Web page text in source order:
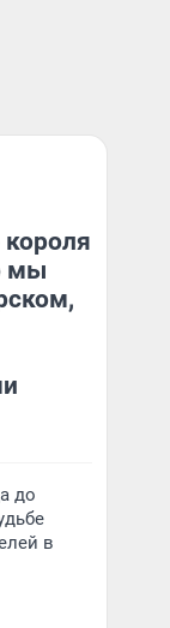
короля
мы
до
в